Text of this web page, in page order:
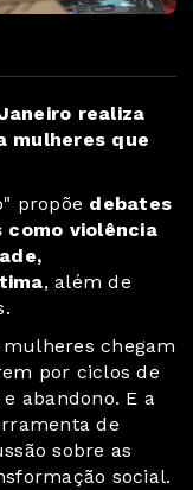
realiza
mulheres que
propõe debates
como violência
, além de
chegam
por ciclos de
abandono. E a
de
sobre as
social.